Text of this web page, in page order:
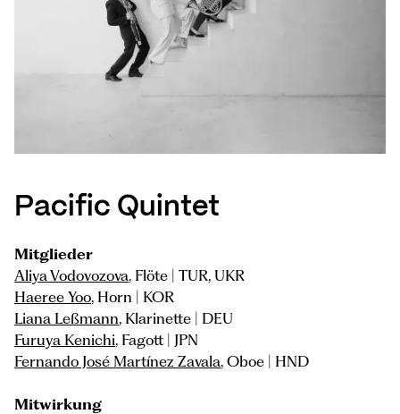
Pacific Quintet
Mitglieder
Aliya Vodovozova, Flöte | TUR, UKR
Haeree Yoo, Horn | KOR
Liana Leßmann, Klarinette | DEU
Furuya Kenichi, Fagott | JPN
Fernando José Martínez Zavala, Oboe | HND
Mitwirkung